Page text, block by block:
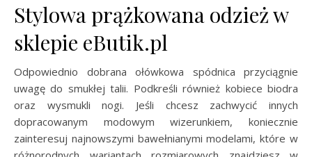
Stylowa prążkowana odzież w
sklepie eButik.pl
Odpowiednio dobrana ołówkowa spódnica przyciągnie
uwagę do smukłej talii. Podkreśli również kobiece biodra
oraz wysmukli nogi. Jeśli chcesz zachwycić innych
dopracowanym modowym wizerunkiem, koniecznie
zainteresuj najnowszymi bawełnianymi modelami, które w